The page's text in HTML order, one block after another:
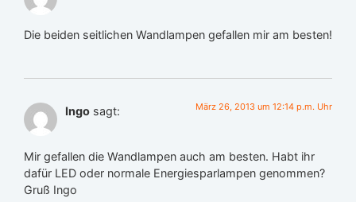
Die beiden seitlichen Wandlampen gefallen mir am besten!
Ingo sagt: März 26, 2013 um 12:14 p.m. Uhr
Mir gefallen die Wandlampen auch am besten. Habt ihr
dafür LED oder normale Energiesparlampen genommen?
Gruß Ingo